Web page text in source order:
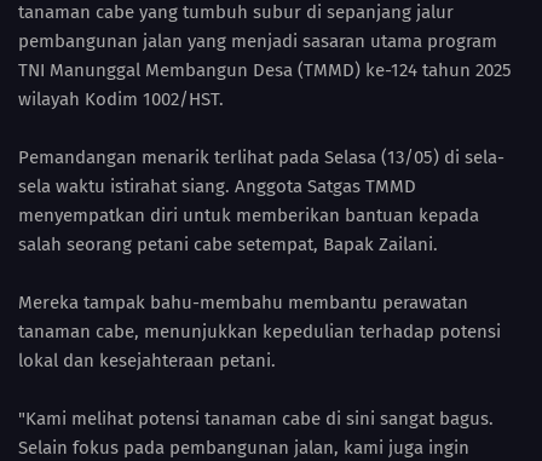
tanaman cabe yang tumbuh subur di sepanjang jalur
pembangunan jalan yang menjadi sasaran utama program
TNI Manunggal Membangun Desa (TMMD) ke-124 tahun 2025
wilayah Kodim 1002/HST.
Pemandangan menarik terlihat pada Selasa (13/05) di sela-
sela waktu istirahat siang. Anggota Satgas TMMD
menyempatkan diri untuk memberikan bantuan kepada
salah seorang petani cabe setempat, Bapak Zailani.
Mereka tampak bahu-membahu membantu perawatan
tanaman cabe, menunjukkan kepedulian terhadap potensi
lokal dan kesejahteraan petani.
"Kami melihat potensi tanaman cabe di sini sangat bagus.
Selain fokus pada pembangunan jalan, kami juga ingin